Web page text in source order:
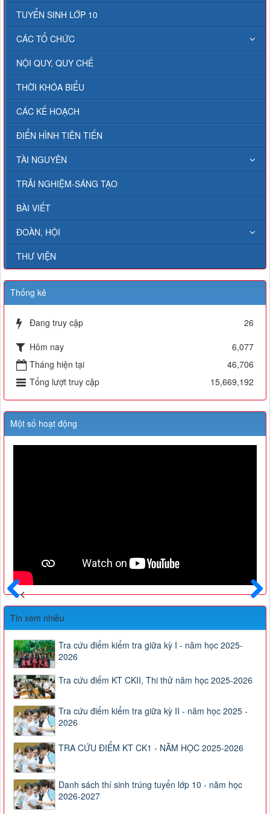
TUYỂN SINH LỚP 10
CÁC TỔ CHỨC
NỘI QUY, QUY CHẾ
THỜI KHÓA BIỂU
CÁC KẾ HOẠCH
ĐIỂN HÌNH TIÊN TIẾN
TÀI NGUYÊN
TRẢI NGHIỆM-SÁNG TẠO
BÀI VIẾT
ĐOÀN, HỘI
THƯ VIỆN
Thống kê
Đang truy cập
26
Hôm nay
6,077
Tháng hiện tại
46,706
Tổng lượt truy cập
15,669,192
Một số hoạt động
Sau
Trước
Tin xem nhiều
Tra cứu điểm kiểm tra giữa kỳ I - năm học 2025-
2026
Tra cứu điểm KT CKII, Thi thử năm học 2025-2026
Tra cứu điểm kiểm tra giữa kỳ II - năm học 2025 -
2026
TRA CỨU ĐIỂM KT CK1 - NĂM HỌC 2025-2026
Danh sách thí sinh trúng tuyển lớp 10 - năm học
2026-2027